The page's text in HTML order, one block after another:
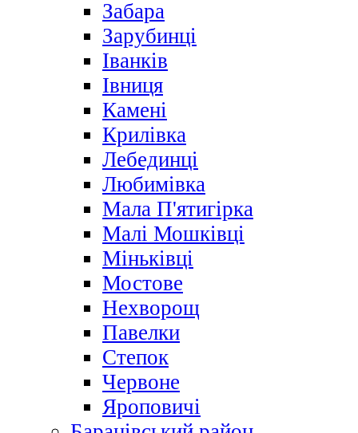
Забара
Зарубинці
Іванків
Івниця
Камені
Крилівка
Лебединці
Любимівка
Мала П'ятигірка
Малі Мошківці
Міньківці
Мостове
Нехворощ
Павелки
Степок
Червоне
Яроповичі